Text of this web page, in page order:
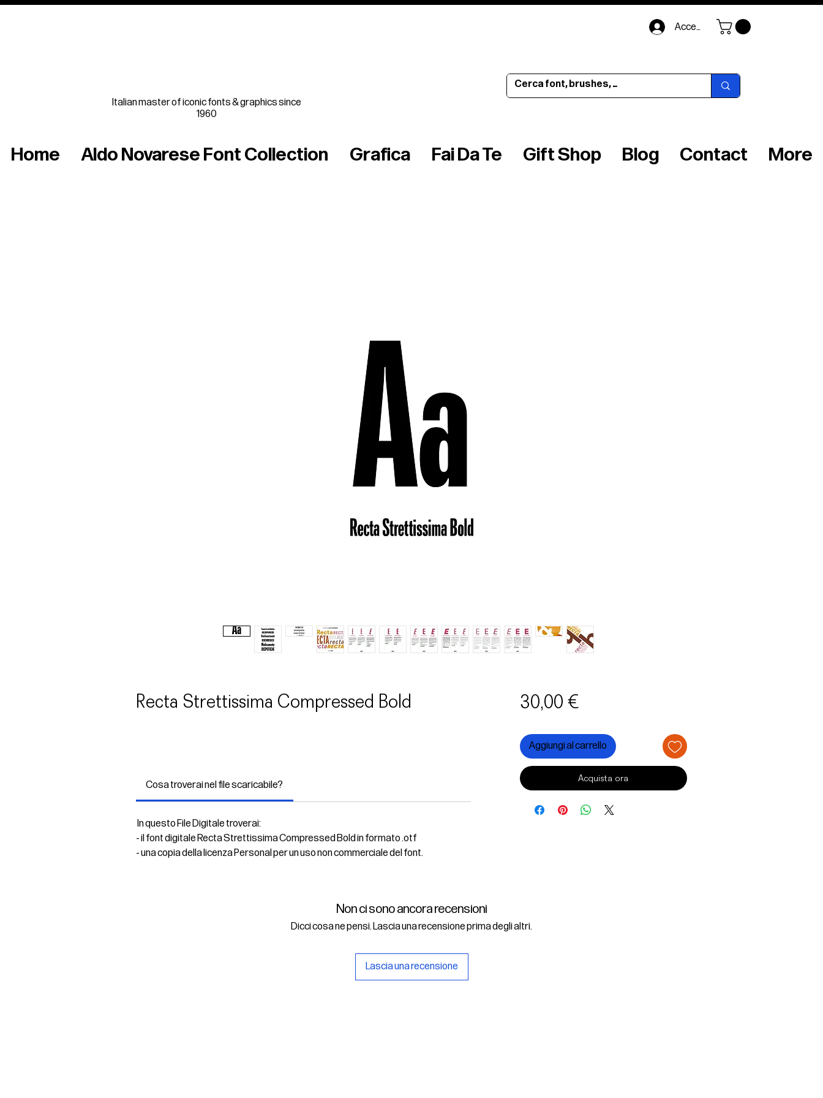
Italian master of iconic fonts & graphics since
1960
Accedi
Home Aldo Novarese Font Collection Grafica Fai Da Te Gift Shop Blog Contact More
Recta Strettissima Compressed Bold
Cosa troverai nel file scaricabile?
In questo File Digitale troverai:
- il font digitale Recta Strettissima Compressed Bold in formato .otf
- una copia della licenza Personal per un uso non commerciale del font.
30,00 €Prezzo
Aggiungi al carrello
Acquista ora
Non ci sono ancora recensioni
Dicci cosa ne pensi. Lascia una recensione prima degli altri.
Lascia una recensione